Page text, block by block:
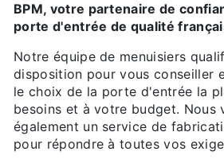
BPM, votre partenaire de confiance pour une
porte d'entrée de qualité
Notre équipe de menuisiers qualifiés est à votre
disposition pour vous conseiller
le choix de la porte d'entrée la
besoins et à votre budget. Nous
également un service de
pour répondre à toutes vos